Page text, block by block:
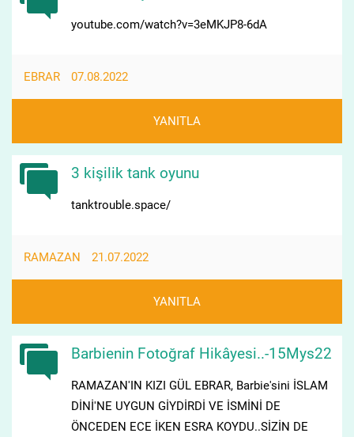
youtube.com/watch?v=3eMKJP8-6dA
EBRAR 07.08.2022
YANITLA
3 kişilik tank oyunu
tanktrouble.space/
RAMAZAN 21.07.2022
YANITLA
Barbienin Fotoğraf Hikâyesi..-15Mys22
RAMAZAN'IN KIZI GÜL EBRAR, Barbie'sini İSLAM
DİNİ'NE UYGUN GİYDİRDİ VE İSMİNİ DE
ÖNCEDEN ECE İKEN ESRA KOYDU..SİZİN DE